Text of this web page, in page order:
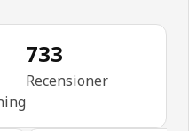
5 stjärnor. Totalt antal
733
Recensioner